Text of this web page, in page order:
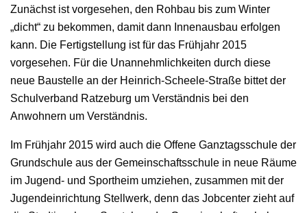
Zunächst ist vorgesehen, den Rohbau bis zum Winter
„dicht“ zu bekommen, damit dann Innenausbau erfolgen
kann. Die Fertigstellung ist für das Frühjahr 2015
vorgesehen. Für die Unannehmlichkeiten durch diese
neue Baustelle an der Heinrich-Scheele-Straße bittet der
Schulverband Ratzeburg um Verständnis bei den
Anwohnern um Verständnis.
Im Frühjahr 2015 wird auch die Offene Ganztagsschule der
Grundschule aus der Gemeinschaftsschule in neue Räume
im Jugend- und Sportheim umziehen, zusammen mit der
Jugendeinrichtung Stellwerk, denn das Jobcenter zieht auf